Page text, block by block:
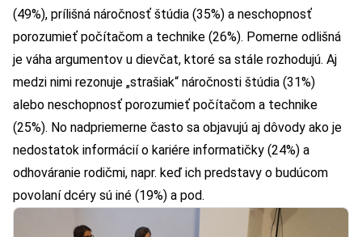
(49%), prílišná náročnosť štúdia (35%) a neschopnosť
porozumieť počítačom a technike (26%). Pomerne odlišná
je váha argumentov u dievčat, ktoré sa stále rozhodujú. Aj
medzi nimi rezonuje „strašiak“ náročnosti štúdia (31%)
alebo neschopnosť porozumieť počítačom a technike
(25%). No nadpriemerne často sa objavujú aj dôvody ako je
nedostatok informácií o kariére informatičky (24%) a
odhováranie rodičmi, napr. keď ich predstavy o budúcom
povolaní dcéry sú iné (19%) a pod.